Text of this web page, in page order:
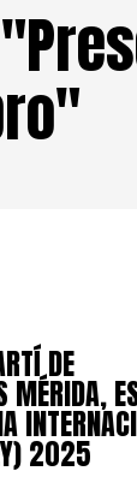
DE
MÉRIDA,
2025